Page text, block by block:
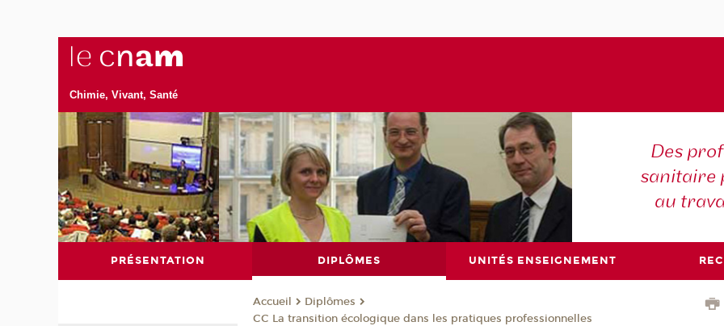
Chimie, Vivant, Santé
Des
sanitaire
au
PRÉSENTATION DIPLÔMES UNITÉS ENSEIGNEMENT
Accueil
Diplômes
CC La transition écologique dans les pratiques professionnelles